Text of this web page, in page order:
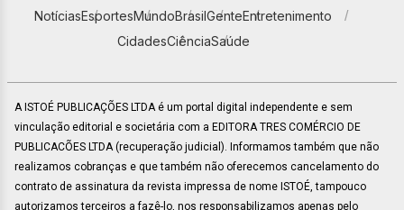
NotíciasEsportesMundoBrasilGenteEntretenimento
CidadesCiênciaSaúde
A ISTOÉ PUBLICAÇÕES LTDA é um portal digital independente e sem
vinculação editorial e societária com a EDITORA TRES COMÉRCIO DE
PUBLICACÕES LTDA (recuperação judicial). Informamos também que não
realizamos cobranças e que também não oferecemos cancelamento do
contrato de assinatura da revista impressa de nome ISTOÉ, tampouco
autorizamos terceiros a fazê-lo, nos responsabilizamos apenas pelo